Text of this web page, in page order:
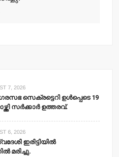
7, 2026
സെക്രട്ടെറി ഉള്‍പ്പെടെ 19
സര്‍ക്കാര്‍ ഉത്തരവ്.
6, 2026
ഇരിട്ടിയില്‍
മരിച്ചു.